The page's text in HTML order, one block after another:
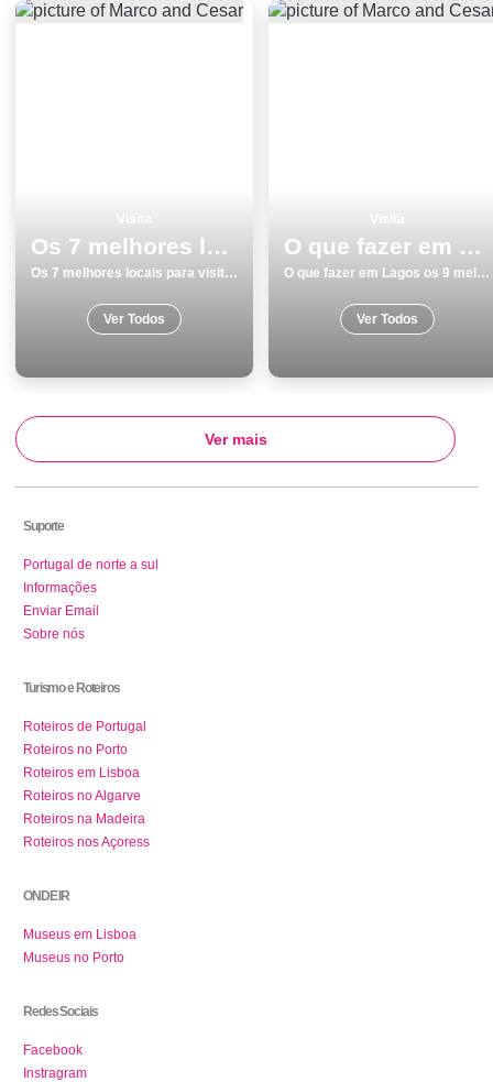
Os 7 melhores locais para visitar em Albufeira
Os 7 melhores locais para visitar em Albufeira
Ver Todos
O que fazer em Lagos os 9 melhores locais para visitar
O que fazer em Lagos os 9 melhores locais para visitar
Ver Todos
Ver mais
Suporte
Portugal de norte a sul
Informações
Enviar Email
Sobre nós
Turismo e Roteiros
Roteiros de Portugal
Roteiros no Porto
Roteiros em Lisboa
Roteiros no Algarve
Roteiros na Madeira
Roteiros nos Açoress
ONDE IR
Museus em Lisboa
Museus no Porto
Redes Sociais
Facebook
Instragram